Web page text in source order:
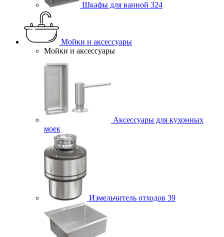
Шкафы для ванной 324
Мойки и аксессуары
Мойки и аксессуары
Аксессуары для кухонных
моек
Измельчитель отходов 39